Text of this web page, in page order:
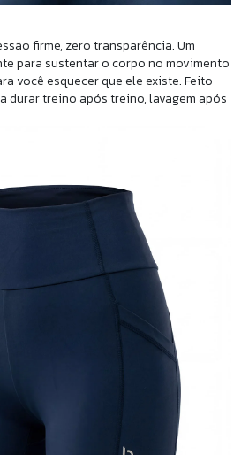
firme, zero transparência. Um
para sustentar o corpo no movimento
você esquecer que ele existe. Feito
durar treino após treino, lavagem após